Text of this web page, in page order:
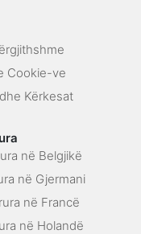
Cookie-ve
Kërkesat
në Belgjikë
në Gjermani
në Francë
në Holandë